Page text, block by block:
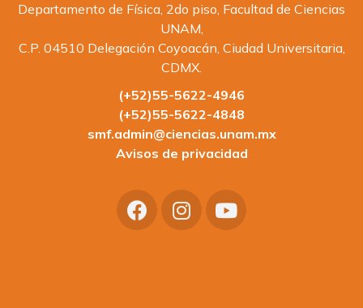
Departamento de Física, 2do piso, Facultad de Ciencias
UNAM,
C.P. 04510 Delegación Coyoacán, Ciudad Universitaria,
CDMX.
(+52)55-5622-4946
(+52)55-5622-4848
smf.admin@ciencias.unam.mx
Avisos de privacidad